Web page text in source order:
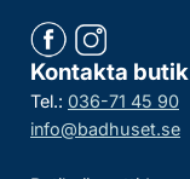
Kontakta butik
Tel.: 036-71 45 90
info@badhuset.se